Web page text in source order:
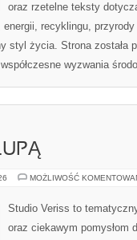
oraz rzetelne teksty
recyklingu,
styl życia. Strona została
wyzwania
MOŻLIWOŚĆ
Studio Veriss to
oraz ciekawym pomysłom